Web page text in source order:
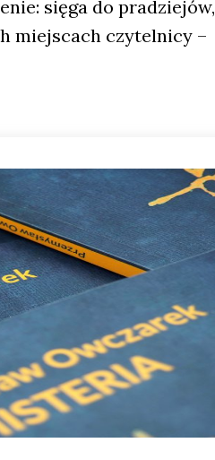
się­ga do pra­dzie­jów,
miej­scach czy­tel­ni­cy –